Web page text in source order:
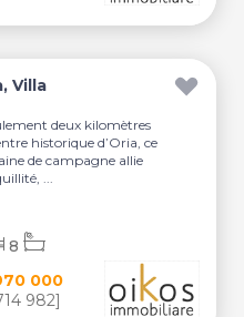
Villa
deux kilomètres
historique d’Oria, ce
de campagne allie
...
000
982]
8